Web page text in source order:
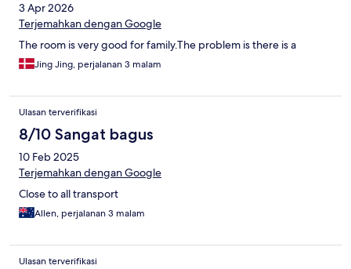
3 Apr 2026
Terjemahkan dengan Google
The room is very good for family.The problem is there is a
Jing Jing, perjalanan 3 malam
Ulasan terverifikasi
8/10 Sangat bagus
10 Feb 2025
Terjemahkan dengan Google
Close to all transport
Allen, perjalanan 3 malam
Ulasan terverifikasi